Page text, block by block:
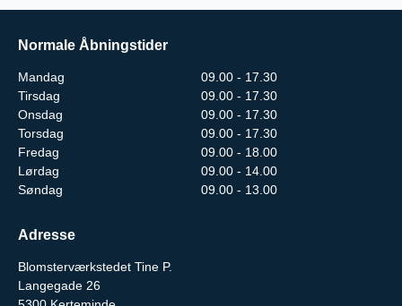
Normale Åbningstider
Mandag
09.00 - 17.30
Tirsdag
09.00 - 17.30
Onsdag
09.00 - 17.30
Torsdag
09.00 - 17.30
Fredag
09.00 - 18.00
Lørdag
09.00 - 14.00
Søndag
09.00 - 13.00
Adresse
Blomsterværkstedet Tine P.
Langegade 26